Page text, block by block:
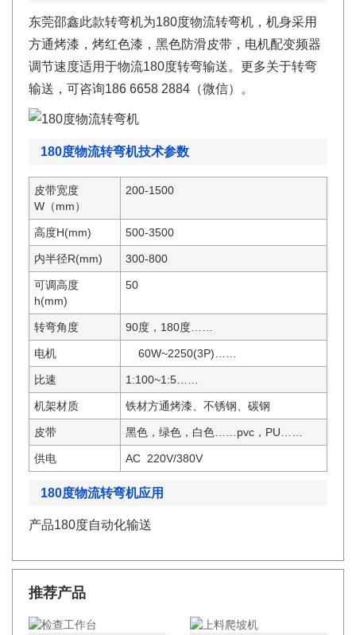
东莞邵鑫此款转弯机为180度物流转弯机，机身采用
方通烤漆，烤红色漆，黑色防滑皮带，电机配变频器
调节速度适用于物流180度转弯输送。更多关于转弯
输送，可咨询186 6658 2884（微信）。
180度物流转弯机技术参数
皮带宽度
W（mm）
200-1500
高度H(mm) 500-3500
内半径R(mm) 300-800
可调高度
h(mm)
50
转弯角度 90度，180度……
电机 60W~2250(3P)……
比速 1:100~1:5……
机架材质 铁材方通烤漆、不锈钢、碳钢
皮带 黑色，绿色，白色……pvc，PU……
供电 AC 220V/380V
180度物流转弯机应用
产品180度自动化输送
推荐产品